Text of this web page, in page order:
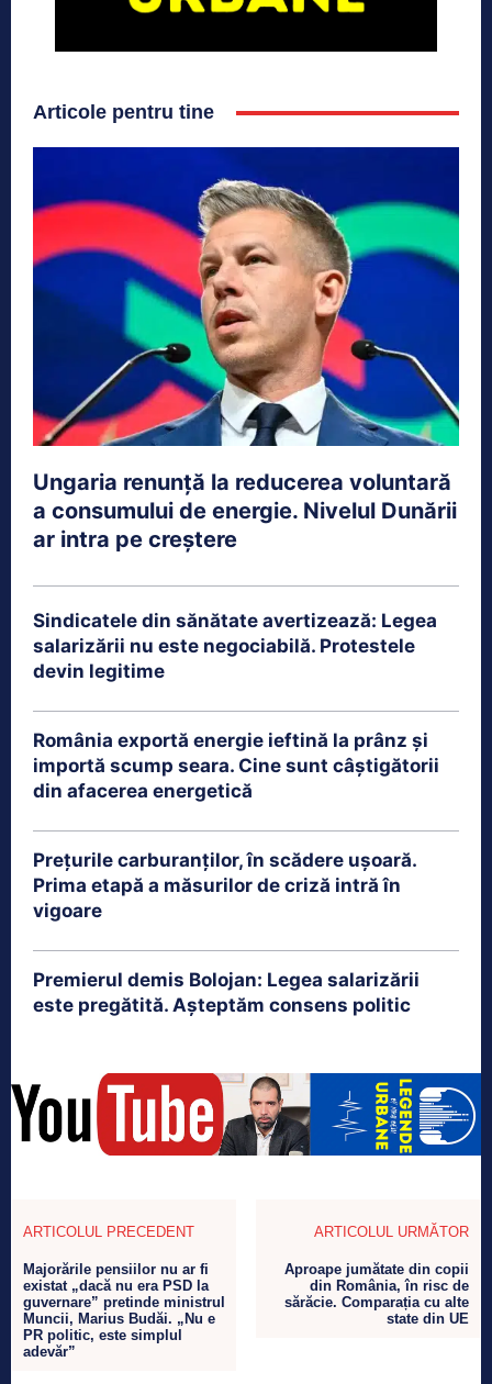
Articole pentru tine
Ungaria renunță la reducerea voluntară
a consumului de energie. Nivelul Dunării
ar intra pe creștere
Sindicatele din sănătate avertizează: Legea
salarizării nu este negociabilă. Protestele
devin legitime
România exportă energie ieftină la prânz și
importă scump seara. Cine sunt câștigătorii
din afacerea energetică
Prețurile carburanților, în scădere ușoară.
Prima etapă a măsurilor de criză intră în
vigoare
Premierul demis Bolojan: Legea salarizării
este pregătită. Așteptăm consens politic
ARTICOLUL PRECEDENT
Majorările pensiilor nu ar fi
existat „dacă nu era PSD la
guvernare” pretinde ministrul
Muncii, Marius Budăi. „Nu e
PR politic, este simplul
adevăr”
ARTICOLUL URMĂTOR
Aproape jumătate din copii
din România, în risc de
sărăcie. Comparația cu alte
state din UE